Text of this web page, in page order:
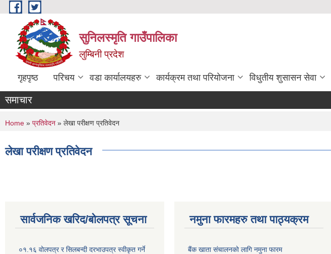
Skip to main content
सुनिलस्मृति गाउँपालिका
लुम्बिनी प्रदेश
गृहपृष्ठ परिचय वडा कार्यालयहरु कार्यक्रम तथा परियोजना विधुतीय शुसासन सेवा
समाचार
You are here
Home » प्रतिवेदन » लेखा परीक्षण प्रतिवेदन
लेखा परीक्षण प्रतिवेदन
सार्वजनिक खरिद/बोलपत्र सूचना
०१.१६ वोलपत्र र सिलबन्दी दरभाउपत्र स्वीकृत गर्ने
नमुना फारमहरु तथा पाठ्यक्रम
बैंक खाता संचालनको लागि नमुना फारम